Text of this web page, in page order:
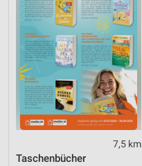
7,5 km
Taschenbücher